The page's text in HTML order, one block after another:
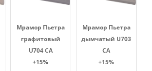
Мрамор Пьетра
графитовый
U704 CA
+15%
Мрамор Пьетра
дымчатый U703
CA
+15%